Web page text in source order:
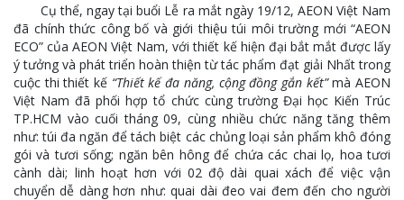
Cụ thể, ngay tại buổi Lễ ra mắt ngày 19/12, AEON Việt Nam
đã chính thức công bố và giới thiệu túi môi trường mới “AEON
ECO” của AEON Việt Nam, với thiết kế hiện đại bắt mắt được lấy
ý tưởng và phát triển hoàn thiện từ tác phẩm đạt giải Nhất trong
cuộc thi thiết kế “Thiết kế đa năng, cộng đồng gắn kết”mà AEON
Việt Nam đã phối hợp tổ chức cùng trường Đại học Kiến Trúc
TP.HCM vào cuối tháng 09, cùng nhiều chức năng tăng thêm
như: túi đa ngăn để tách biệt các chủng loại sản phẩm khô đóng
gói và tươi sống; ngăn bên hông để chứa các chai lọ, hoa tươi
cành dài; linh hoạt hơn với 02 độ dài quai xách để việc vận
chuyển dễ dàng hơn như: quai dài đeo vai đem đến cho người